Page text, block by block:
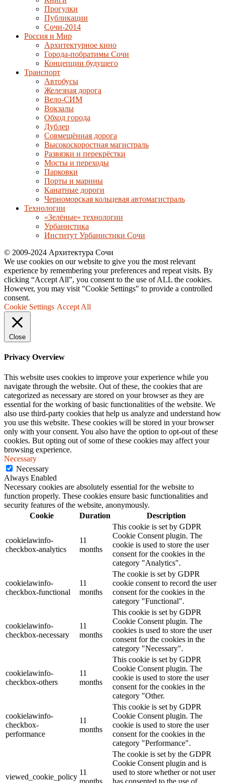
Прогулки
Публикации
Сочи-2014
Россия и Мир
Архитектурное кино
Города-побратимы Сочи
Концепции будущего
Транспорт
Автобусы
Железная дорога
Вело-СИМ
Вокзалы
Обход города
Дублер
Совмещённая дорога
Высокоскоростная магистраль
Развязки и перекрёстки
Мосты и переходы
Парковки
Порты и марины
Канатные дороги
Черноморская кольцевая автомагистраль
Технологии
«Зелёные» технологии
Урбанистика
Институт Урбанистики Сочи
© 2009-2024 Архитектура Сочи
We use cookies on our website to give you the most relevant
experience by remembering your preferences and repeat visits. By
clicking “Accept All”, you consent to the use of ALL the cookies.
However, you may visit "Cookie Settings" to provide a controlled
consent.
Cookie Settings Accept All
Close
Privacy Overview
This website uses cookies to improve your experience while you
navigate through the website. Out of these, the cookies that are
categorized as necessary are stored on your browser as they are
essential for the working of basic functionalities of the website. We
also use third-party cookies that help us analyze and understand how
you use this website. These cookies will be stored in your browser
only with your consent. You also have the option to opt-out of these
cookies. But opting out of some of these cookies may affect your
browsing experience.
Necessary
Necessary
Always Enabled
Necessary cookies are absolutely essential for the website to
function properly. These cookies ensure basic functionalities and
security features of the website, anonymously.
Cookie
Duration Description
cookielawinfo-
checkbox-analytics
11
months
This cookie is set by GDPR
Cookie Consent plugin. The
cookie is used to store the user
consent for the cookies in the
category "Analytics".
cookielawinfo-
checkbox-functional
11
months
The cookie is set by GDPR
cookie consent to record the user
consent for the cookies in the
category "Functional".
cookielawinfo-
checkbox-necessary
11
months
This cookie is set by GDPR
Cookie Consent plugin. The
cookies is used to store the user
consent for the cookies in the
category "Necessary".
cookielawinfo-
checkbox-others
11
months
This cookie is set by GDPR
Cookie Consent plugin. The
cookie is used to store the user
consent for the cookies in the
category "Other.
cookielawinfo-
checkbox-
performance
11
months
This cookie is set by GDPR
Cookie Consent plugin. The
cookie is used to store the user
consent for the cookies in the
category "Performance".
viewed_cookie_policy
11
months
The cookie is set by the GDPR
Cookie Consent plugin and is
used to store whether or not user
has consented to the use of